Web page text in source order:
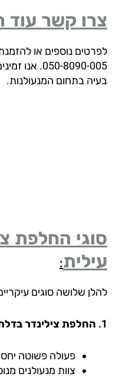
קשר עוד
נוספים או להזמנת
בתחום המנעולנות.
החלפת
:
שלושה סוגים עיקריים
פעולה פשוטה יחסית,
צוות מנעולנים